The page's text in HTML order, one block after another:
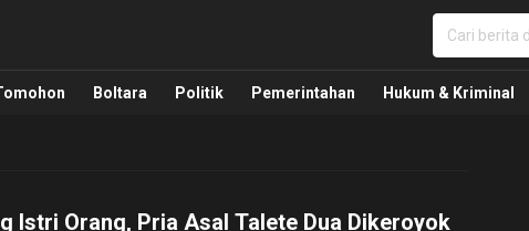
Politik, Pemerintahan, Hukum Kriminal dan Nasional
Boltara Politik Pemerintahan Hukum & Kriminal
Istri Orang, Pria Asal Talete Dua Dikeroyok